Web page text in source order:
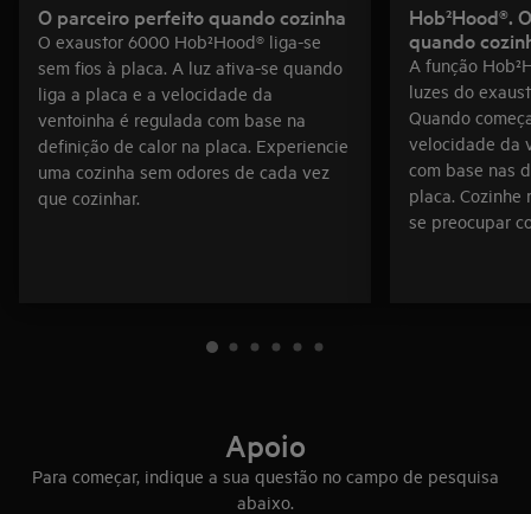
O parceiro perfeito quando cozinha
O exaustor 6000 Hob²Hood® liga-se
sem fios à placa. A luz ativa-se quando
liga a placa e a velocidade da
ventoinha é regulada com base na
definição de calor na placa. Experiencie
uma cozinha sem odores de cada vez
que cozinhar.
Hob²Hood®.
quando
A função
luzes do
Quando
velocidade da
com base nas
placa. Cozinhe
se preocupar
Apoio
Para começar, indique a sua questão no campo de pesquisa
abaixo.